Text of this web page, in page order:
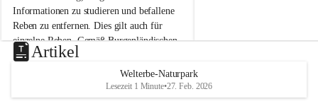
m
N
e
u
s
d
Informationen zu studieren und befallene
Reben zu entfernen. Dies gilt auch für
einzelne Reben. Gemäß Burgenländischen
Weinbaugesetz sind nicht gepflegte oder
unzulässige Weingärten zu roden! Bitte
helfen wir zusammen um unsere Winzer
vor den prognostizierten Ernteausfällen
u
e
d
Artikel
Welterbe-Naturpark
Lesezeit 1 Minute•27. Feb. 2026